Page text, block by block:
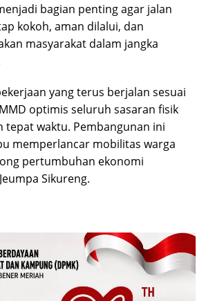
bagian penting agar jalan
kokoh, aman dilalui, dan
masyarakat dalam jangka
yang terus berjalan sesuai
optimis seluruh sasaran fisik
tepat waktu. Pembangunan ini
memperlancar mobilitas warga
pertumbuhan ekonomi
Sikureng.